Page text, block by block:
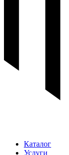
Каталог
Услуги